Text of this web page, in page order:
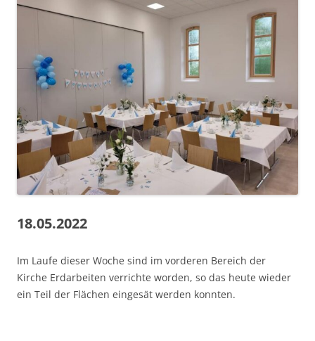
18.05.2022
Im Laufe dieser Woche sind im vorderen Bereich der
Kirche Erdarbeiten verrichte worden, so das heute wieder
ein Teil der Flächen eingesät werden konnten.